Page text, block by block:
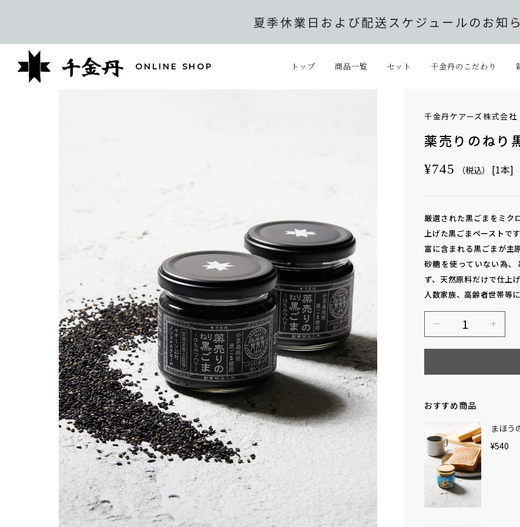
夏季休業日および配送スケジュールのお知
ONLINE SHOP トップ 商品一覧 セット 千金丹のこだわり
千金丹ケアーズ株式会社
薬売りのねり
Sale
price
Regular
price
¥745 （税込） [1本]
厳選された黒ごまをミク
上げた黒ごまペーストで
富に含まれる黒ごまが主
砂糖を使っていない為
ず、天然原料だけで仕上
人数家族、高齢者世帯等
おすすめ商品